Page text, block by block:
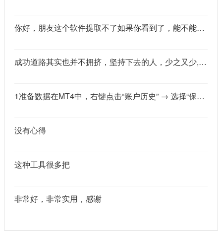
你好，朋友这个软件提取不了如果你看到了，能不能把这个纯净版的发我邮箱里不
成功道路其实也并不拥挤，坚持下去的人，少之又少,说的真好
1准备数据在MT4中，右键点击“账户历史” → 选择“保存为详细户口结单” → 保存为一个HTML文件。用Excel打开这个HTML文件，或者打开它并复制全部内容，粘贴到一个空白Excel工作表中。2使用你的.xlsm文件打开你已经保存好的“MT4报表合并神器.xlsm”文件。将上一步中未处理的两行数据，复制并粘贴到这个.xlsm文件的第一个工作表中。3运行宏在Excel中，按快捷键 Alt + F8 打开“宏”对话框。选择名为 MergeMT4Statement_Ultimate 的宏，然后点击“执行”或“运行”。4完成宏运行后，你会发现原本错位成两行的数据，已经自动合并成一行了。
没有心得
这种工具很多把
非常好，非常实用，感谢